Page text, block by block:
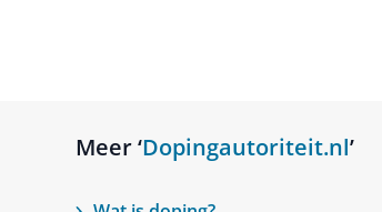
Meer ‘Dopingautoriteit.nl’